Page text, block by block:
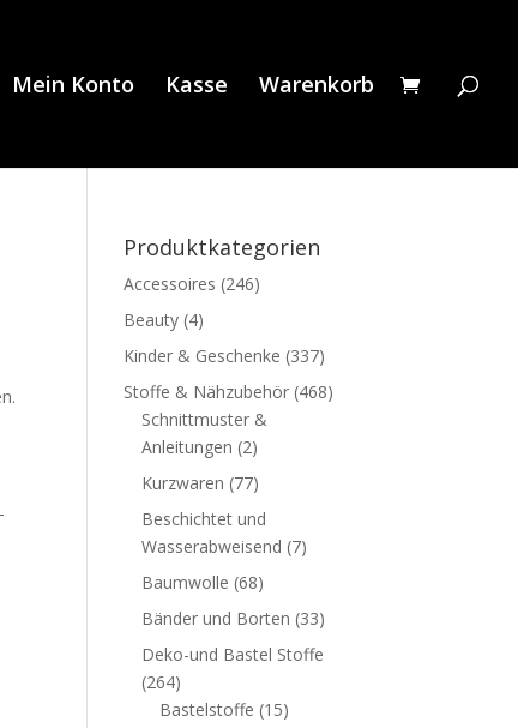
Mein Konto Kasse Warenkorb
Produktkategorien
Accessoires (246)
Beauty (4)
Kinder & Geschenke (337)
Stoffe & Nähzubehör (468)
Schnittmuster &
Anleitungen (2)
Kurzwaren (77)
Beschichtet und
Wasserabweisend (7)
Baumwolle (68)
Bänder und Borten (33)
Deko-und Bastel Stoffe
(264)
Bastelstoffe (15)